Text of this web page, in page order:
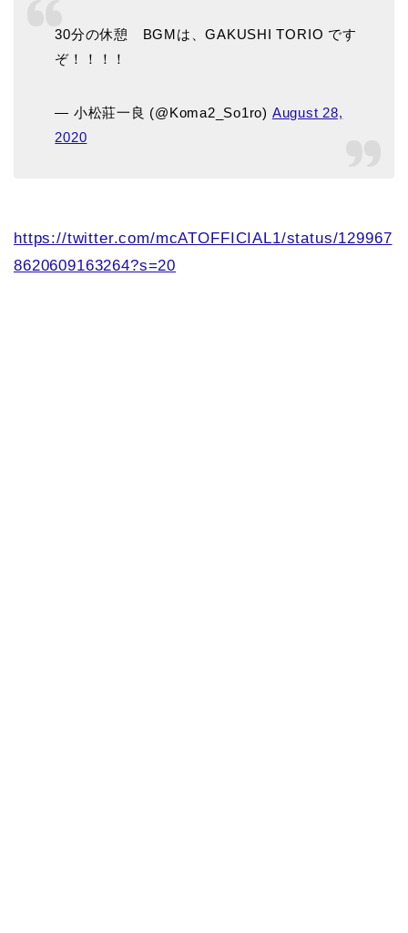
30分の休憩 BGMは、GAKUSHI TORIO です
ぞ！！！！
— 小松莊一良 (@Koma2_So1ro) August 28,
2020
https://twitter.com/mcATOFFICIAL1/status/129967
8620609163264?s=20